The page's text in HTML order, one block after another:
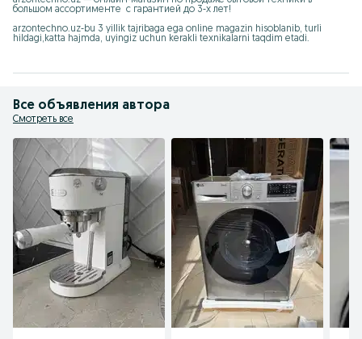
большом ассортименте  с гарантией до 3-х лет!
arzontechno.uz-bu 3 yillik tajribaga ega online magazin hisoblanib, turli
hildagi,katta hajmda, uyingiz uchun kerakli texnikalarni taqdim etadi.
Все объявления автора
Смотреть все